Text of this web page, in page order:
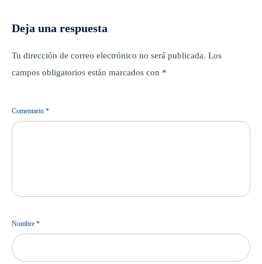
Deja una respuesta
Tu dirección de correo electrónico no será publicada. Los
campos obligatorios están marcados con *
Comentario *
Nombre *